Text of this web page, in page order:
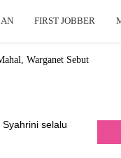
FIRST JOBBER
Warganet Sebut